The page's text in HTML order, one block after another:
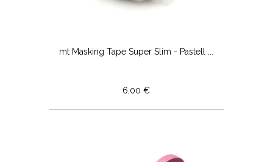
mt Masking Tape Super Slim - Pastell ...
6,00 €